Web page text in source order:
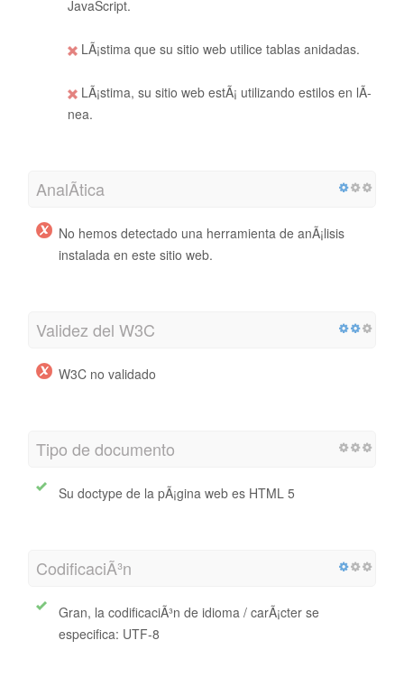
JavaScript.
LÃ¡stima que su sitio web utilice tablas anidadas.
LÃ¡stima, su sitio web estÃ¡ utilizando estilos en lÃ­
nea.
AnalÃ­tica
No hemos detectado una herramienta de anÃ¡lisis
instalada en este sitio web.
Validez del W3C
W3C no validado
Tipo de documento
Su doctype de la pÃ¡gina web es HTML 5
CodificaciÃ³n
Gran, la codificaciÃ³n de idioma / carÃ¡cter se
especifica: UTF-8